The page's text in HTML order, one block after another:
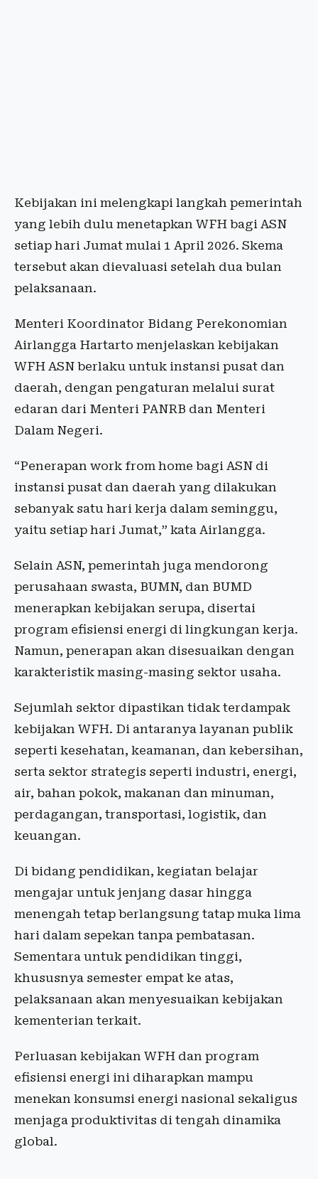
Kebijakan ini melengkapi langkah pemerintah
yang lebih dulu menetapkan WFH bagi ASN
setiap hari Jumat mulai 1 April 2026. Skema
tersebut akan dievaluasi setelah dua bulan
pelaksanaan.
Menteri Koordinator Bidang Perekonomian
Airlangga Hartarto menjelaskan kebijakan
WFH ASN berlaku untuk instansi pusat dan
daerah, dengan pengaturan melalui surat
edaran dari Menteri PANRB dan Menteri
Dalam Negeri.
“Penerapan work from home bagi ASN di
instansi pusat dan daerah yang dilakukan
sebanyak satu hari kerja dalam seminggu,
yaitu setiap hari Jumat,” kata Airlangga.
Selain ASN, pemerintah juga mendorong
perusahaan swasta, BUMN, dan BUMD
menerapkan kebijakan serupa, disertai
program efisiensi energi di lingkungan kerja.
Namun, penerapan akan disesuaikan dengan
karakteristik masing-masing sektor usaha.
Sejumlah sektor dipastikan tidak terdampak
kebijakan WFH. Di antaranya layanan publik
seperti kesehatan, keamanan, dan kebersihan,
serta sektor strategis seperti industri, energi,
air, bahan pokok, makanan dan minuman,
perdagangan, transportasi, logistik, dan
keuangan.
Di bidang pendidikan, kegiatan belajar
mengajar untuk jenjang dasar hingga
menengah tetap berlangsung tatap muka lima
hari dalam sepekan tanpa pembatasan.
Sementara untuk pendidikan tinggi,
khususnya semester empat ke atas,
pelaksanaan akan menyesuaikan kebijakan
kementerian terkait.
Perluasan kebijakan WFH dan program
efisiensi energi ini diharapkan mampu
menekan konsumsi energi nasional sekaligus
menjaga produktivitas di tengah dinamika
global.